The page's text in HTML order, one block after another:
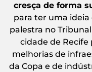
cresça de forma
para ter uma
palestra no
cidade de
melhorias de
da Copa e de